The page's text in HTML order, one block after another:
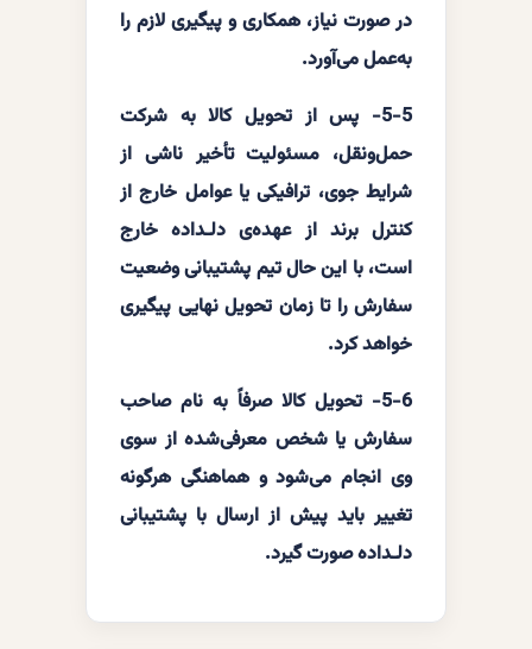
در صورت نیاز، همکاری و پیگیری لازم را
به‌عمل می‌آورد.
5-5- پس از تحویل کالا به شرکت
حمل‌ونقل، مسئولیت تأخیر ناشی از
شرایط جوی، ترافیکی یا عوامل خارج از
کنترل برند از عهده‌ی دلـداده خارج
است، با این حال تیم پشتیبانی وضعیت
سفارش را تا زمان تحویل نهایی پیگیری
خواهد کرد.
5-6- تحویل کالا صرفاً به نام صاحب
سفارش یا شخص معرفی‌شده از سوی
وی انجام می‌شود و هماهنگی هرگونه
تغییر باید پیش از ارسال با پشتیبانی
دلـداده صورت گیرد.